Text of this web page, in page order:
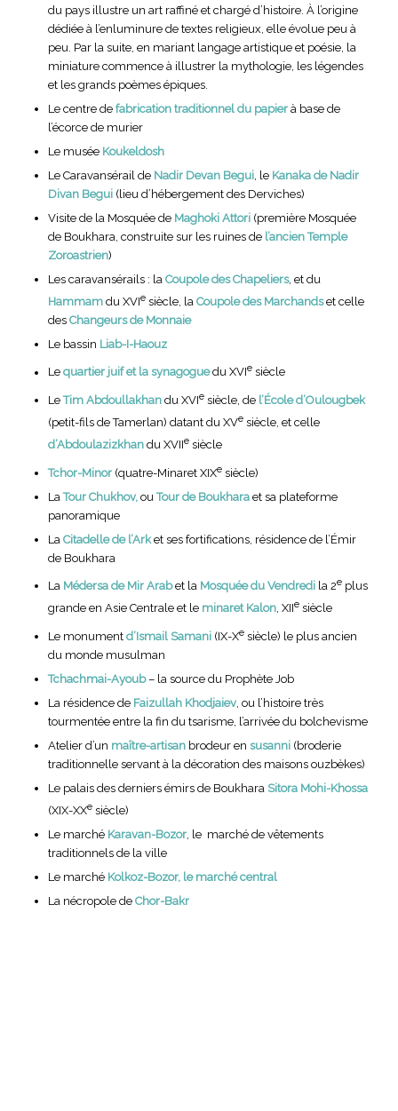
du pays illustre un art raffiné et chargé d’histoire. À l’origine
dédiée à l’enluminure de textes religieux, elle évolue peu à
peu. Par la suite, en mariant langage artistique et poésie, la
miniature commence à illustrer la mythologie, les légendes
et les grands poèmes épiques.
Le centre de fabrication traditionnel du papierà base de
l’écorce de murier
Le musée Koukeldosh
Le Caravansérail de Nadir Devan Begui, le Kanaka de Nadir
Divan Begui(lieu d’hébergement des Derviches)
Visite de la Mosquée de Maghoki Attori(première Mosquée
de Boukhara, construite sur les ruines de l’ancien Temple
Zoroastrien)
Les caravansérails : la Coupole des Chapeliers, et du
Hammamdu XVIesiècle, la Coupole des Marchandset celle
des Changeurs de Monnaie
Le bassin Liab-I-Haouz
Le quartier juif et la synagoguedu XVIesiècle
LeTim Abdoullakhandu XVIesiècle, de l’École d’Oulougbek
(petit-fils de Tamerlan) datant du XVesiècle, et celle
d’Abdoulazizkhandu XVIIesiècle
Tchor-Minor(quatre-Minaret XIXesiècle)
LaTour Chukhov, ou Tour de Boukhara et sa plateforme
panoramique
La Citadelle de l’Arket ses fortifications, résidence de l’Émir
de Boukhara
La Médersa de Mir Arabet la Mosquée du Vendredila 2eplus
grande en Asie Centrale et le minaret Kalon, XIIesiècle
Le monument d’Ismail Samani(IX-Xesiècle) le plus ancien
du monde musulman
Tchachmai-Ayoub– la source du Prophète Job
La résidence de Faizullah Khodjaiev, ou l’histoire très
tourmentée entre la fin du tsarisme, l’arrivée du bolchevisme
Atelier d’un maître-artisanbrodeur en susanni(broderie
traditionnelle servant à la décoration des maisons ouzbèkes)
Le palais des derniers émirs de Boukhara Sitora Mohi-Khossa
(XIX-XXesiècle)
Le marché Karavan-Bozor, le marché de vêtements
traditionnels de la ville
Le marché Kolkoz-Bozor, le marché central
La nécropole de Chor-Bakr